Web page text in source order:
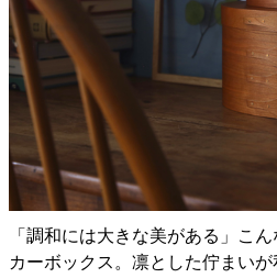
「調和には大きな美がある」こ
カーボックス。凛とした佇まい